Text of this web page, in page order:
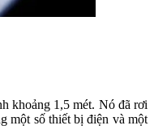
khoảng 1,5 mét. Nó đã rơi
một số thiết bị điện và một